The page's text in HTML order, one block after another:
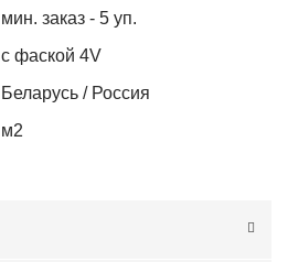
мин. заказ - 5 уп.
с фаской 4V
Беларусь / Россия
м2